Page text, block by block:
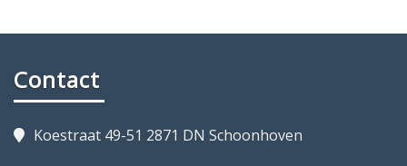
Contact
Koestraat 49-51 2871 DN Schoonhoven